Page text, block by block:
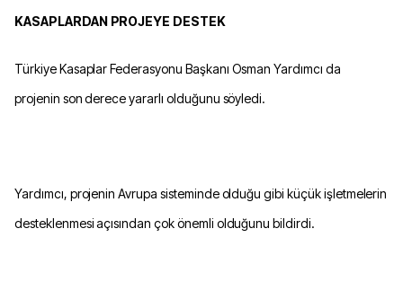
KASAPLARDAN PROJEYE DESTEK
Türkiye Kasaplar Federasyonu Başkanı Osman Yardımcı da
projenin son derece yararlı olduğunu söyledi.
Yardımcı, projenin Avrupa sisteminde olduğu gibi küçük işletmelerin
desteklenmesi açısından çok önemli olduğunu bildirdi.